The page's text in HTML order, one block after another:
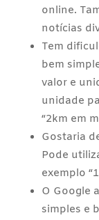
online.
notícias
Tem
bem
valor e
unidade
“2km em
Gostaria
Pode
exemplo
O Google
simples e